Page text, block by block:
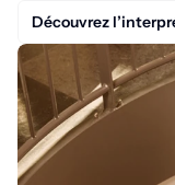
Découvrez